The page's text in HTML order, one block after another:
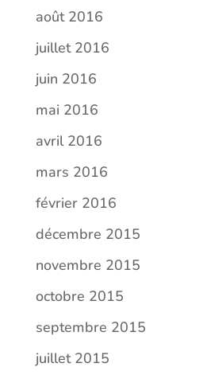
août 2016
juillet 2016
juin 2016
mai 2016
avril 2016
mars 2016
février 2016
décembre 2015
novembre 2015
octobre 2015
septembre 2015
juillet 2015